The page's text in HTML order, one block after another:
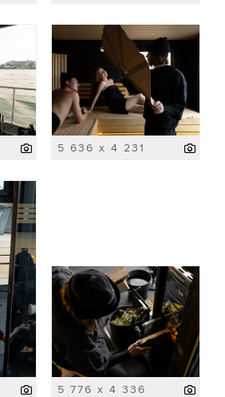
5 636 x 4 231
5 776 x 4 336